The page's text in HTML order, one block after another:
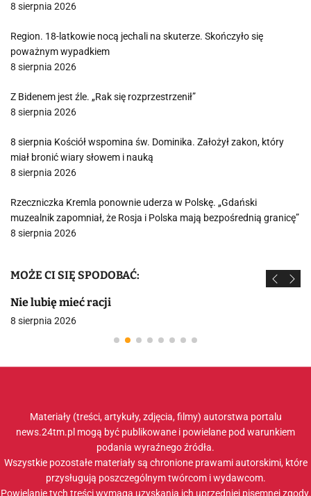
8 sierpnia 2026
Region. 18-latkowie nocą jechali na skuterze. Skończyło się
poważnym wypadkiem
8 sierpnia 2026
Z Bidenem jest źle. „Rak się rozprzestrzenił”
8 sierpnia 2026
8 sierpnia Kościół wspomina św. Dominika. Założył zakon, który
miał bronić wiary słowem i nauką
8 sierpnia 2026
Rzeczniczka Kremla ponownie uderza w Polskę. „Gdański
muzealnik zapomniał, że Rosja i Polska mają bezpośrednią granicę”
8 sierpnia 2026
MOŻE CI SIĘ SPODOBAĆ:
Nie lubię mieć racji
8 sierpnia 2026
Materiały (treści, artykuły, zdjęcia, filmy) autorstwa portalu
news.24tm.pl mogą być publikowane i powielane pod warunkiem
podania wyraźnego źródła.
Wszystkie pozostałe materiały są chronione prawami autorskimi, które
przysługują poszczególnym twórcom i wydawcom.
Powielanie tych treści wymaga uzyskania ich uprzedniej pisemnej zgody.